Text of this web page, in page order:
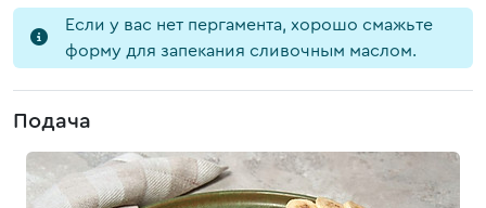
Если у вас нет пергамента, хорошо смажьте
форму для запекания сливочным маслом.
Подача